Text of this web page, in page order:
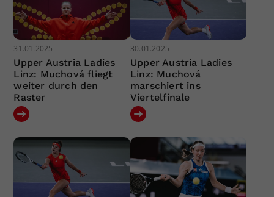
31.01.2025
Upper Austria Ladies
Linz: Muchová fliegt
weiter durch den
Raster
30.01.2025
Upper Austria Ladies
Linz: Muchová
marschiert ins
Viertelfinale